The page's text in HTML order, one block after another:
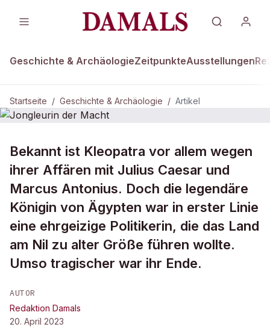
Geschichte & ArchäologieZeitpunkteAusstellungen
Startseite / Geschichte & Archäologie / Artikel
DAMALS Plus GESCHICHTE & ARCHÄOLOGIE
Jongleurin der Macht
Bekannt ist Kleopatra vor allem wegen
ihrer Affären mit Julius Caesar und
Marcus Antonius. Doch die legendäre
Königin von Ägypten war in erster Linie
eine ehrgeizige Politikerin, die das Land
am Nil zu alter Größe führen wollte.
Umso tragischer war ihr Ende.
AUTOR
Redaktion Damals
20. April 2023